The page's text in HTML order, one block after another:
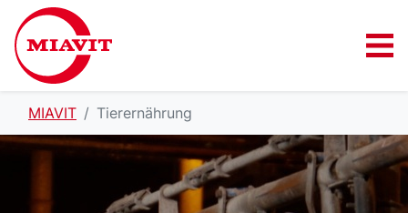
MIAVIT Tierernährung